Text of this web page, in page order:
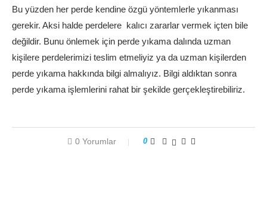
Bu yüzden her perde kendine özgü yöntemlerle yıkanması
gerekir. Aksi halde perdelere kalıcı zararlar vermek içten bile
değildir. Bunu önlemek için perde yıkama dalında uzman
kişilere perdelerimizi teslim etmeliyiz ya da uzman kişilerden
perde yıkama hakkında bilgi almalıyız. Bilgi aldıktan sonra
perde yıkama işlemlerini rahat bir şekilde gerçekleştirebiliriz.
0 Yorumlar 0